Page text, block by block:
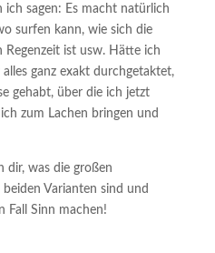
sagen: Es macht natürlich
surfen kann, wie sich die
Regenzeit ist usw. Hätte ich
ganz exakt durchgetaktet,
gehabt, über die ich jetzt
zum Lachen bringen und
dir, was die großen
Varianten sind und
Fall Sinn machen!